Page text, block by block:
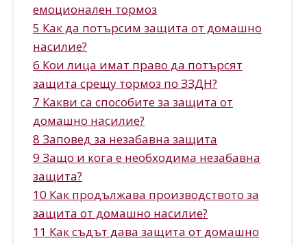
емоционален тормоз
5 Как да потърсим защита от домашно
насилие?
6 Кои лица имат право да потърсят
защита срещу тормоз по ЗЗДН?
7 Какви са способите за защита от
домашно насилие?
8 Заповед за незабавна защита
9 Защо и кога е необходима незабавна
защита?
10 Как продължава производството за
защита от домашно насилие?
11 Как съдът дава защита от домашно